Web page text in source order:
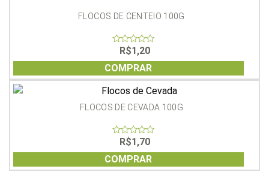
FLOCOS DE CENTEIO 100G
of
5
R$1,20
COMPRAR
FLOCOS DE CEVADA 100G
of
5
R$1,70
COMPRAR